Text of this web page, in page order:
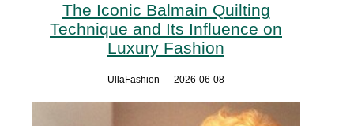
The Iconic Balmain Quilting
Technique and Its Influence on
Luxury Fashion
UllaFashion — 2026-06-08